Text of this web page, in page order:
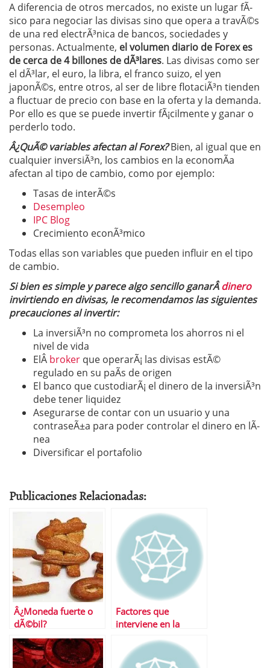
A diferencia de otros mercados, no existe un lugar fÃ­
sico para negociar las divisas sino que opera a travÃ©s
de una red electrÃ³nica de bancos, sociedades y
personas. Actualmente, el volumen diario de Forex es
de cerca de 4 billones de dÃ³lares. Las divisas como ser
el dÃ³lar, el euro, la libra, el franco suizo, el yen
japonÃ©s, entre otros, al ser de libre flotaciÃ³n tienden
a fluctuar de precio con base en la oferta y la demanda.
Por ello es que se puede invertir fÃ¡cilmente y ganar o
perderlo todo.
Â¿QuÃ© variables afectan al Forex?Bien, al igual que en
cualquier inversiÃ³n, los cambios en la economÃ­a
afectan al tipo de cambio, como por ejemplo:
Tasas de interÃ©s
Desempleo
IPC Blog
Crecimiento econÃ³mico
Todas ellas son variables que pueden influir en el tipo
de cambio.
Si bien es simple y parece algo sencillo ganarÂdinero
invirtiendo en divisas, le recomendamos las siguientes
precauciones al invertir:
La inversiÃ³n no comprometa los ahorros ni el
nivel de vida
ElÂ broker que operarÃ¡ las divisas estÃ©
regulado en su paÃ­s de origen
El banco que custodiarÃ¡ el dinero de la inversiÃ³n
debe tener liquidez
Asegurarse de contar con un usuario y una
contraseÃ±a para poder controlar el dinero en lÃ­
nea
Diversificar el portafolio
Publicaciones Relacionadas:
Â¿Moneda fuerte o
dÃ©bil?
Factores que
interviene en la
de divisas